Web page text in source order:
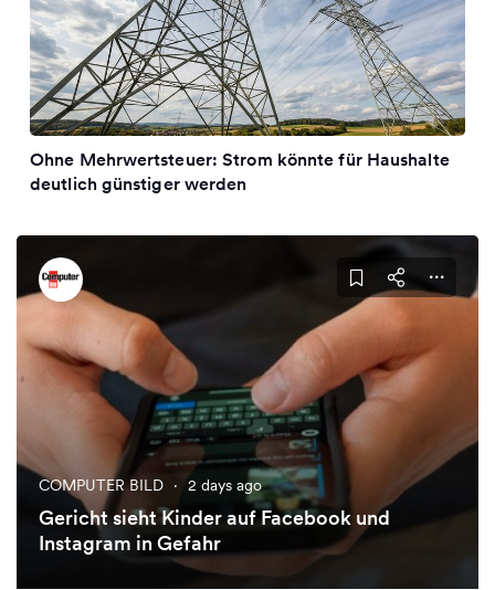
Ohne Mehrwertsteuer: Strom könnte für Haushalte
deutlich günstiger werden
COMPUTER BILD · 2 days ago
Gericht sieht Kinder auf Facebook und
Instagram in Gefahr